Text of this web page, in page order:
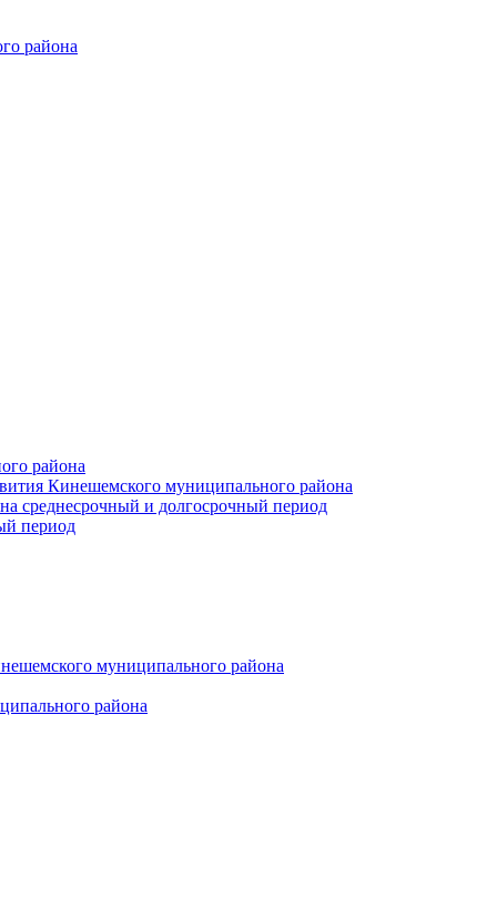
района
района
Кинешемского муниципального района
среднесрочный и долгосрочный период
период
муниципального района
района